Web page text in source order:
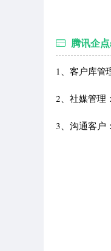
腾讯企
1、客户库管
2、社媒管理
3、沟通客户